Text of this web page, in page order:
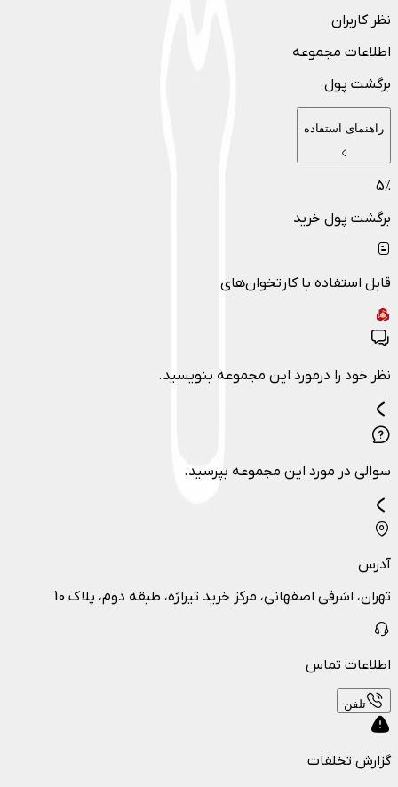
نظر کاربران
اطلاعات مجموعه
برگشت پول
راهنمای استفاده
5٪
برگشت پول خرید
قابل استفاده با کارتخوان‌های
نظر خود را درمورد این مجموعه بنویسید.
سوالی در مورد این مجموعه بپرسید.
آدرس
تهران، اشرفی اصفهانی، مرکز خرید تیراژه، طبقه دوم، پلاک 10
اطلاعات تماس
تلفن
گزارش تخلفات